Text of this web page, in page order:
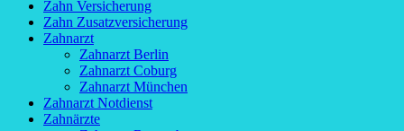
Zahn Versicherung
Zahn Zusatzversicherung
Zahnarzt
Zahnarzt Berlin
Zahnarzt Coburg
Zahnarzt München
Zahnarzt Notdienst
Zahnärzte